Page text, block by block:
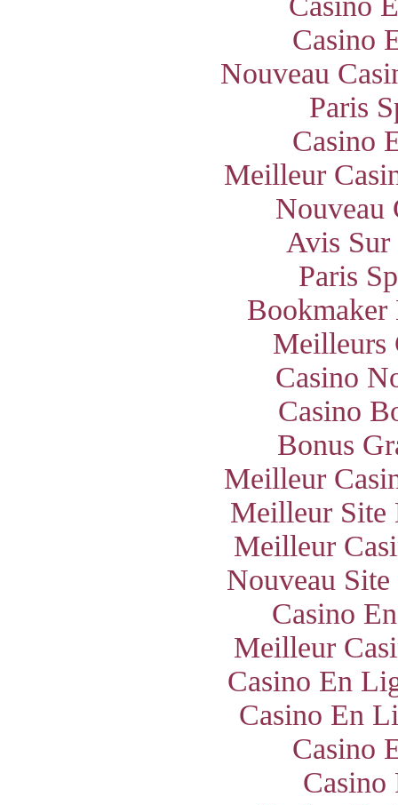
Casino
Nouveau
Paris
Casino
Meilleur
Nouveau
Avis Sur
Paris
Meilleurs
Casino
Casino
Bonus
Meilleur
Meilleur Site
Meilleur
Nouveau
Casino
Meilleur
Casino En
Casino En
Casino
Casino